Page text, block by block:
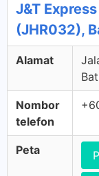
J&T
(JHR032),
Alamat
Nombor
telefon
Peta